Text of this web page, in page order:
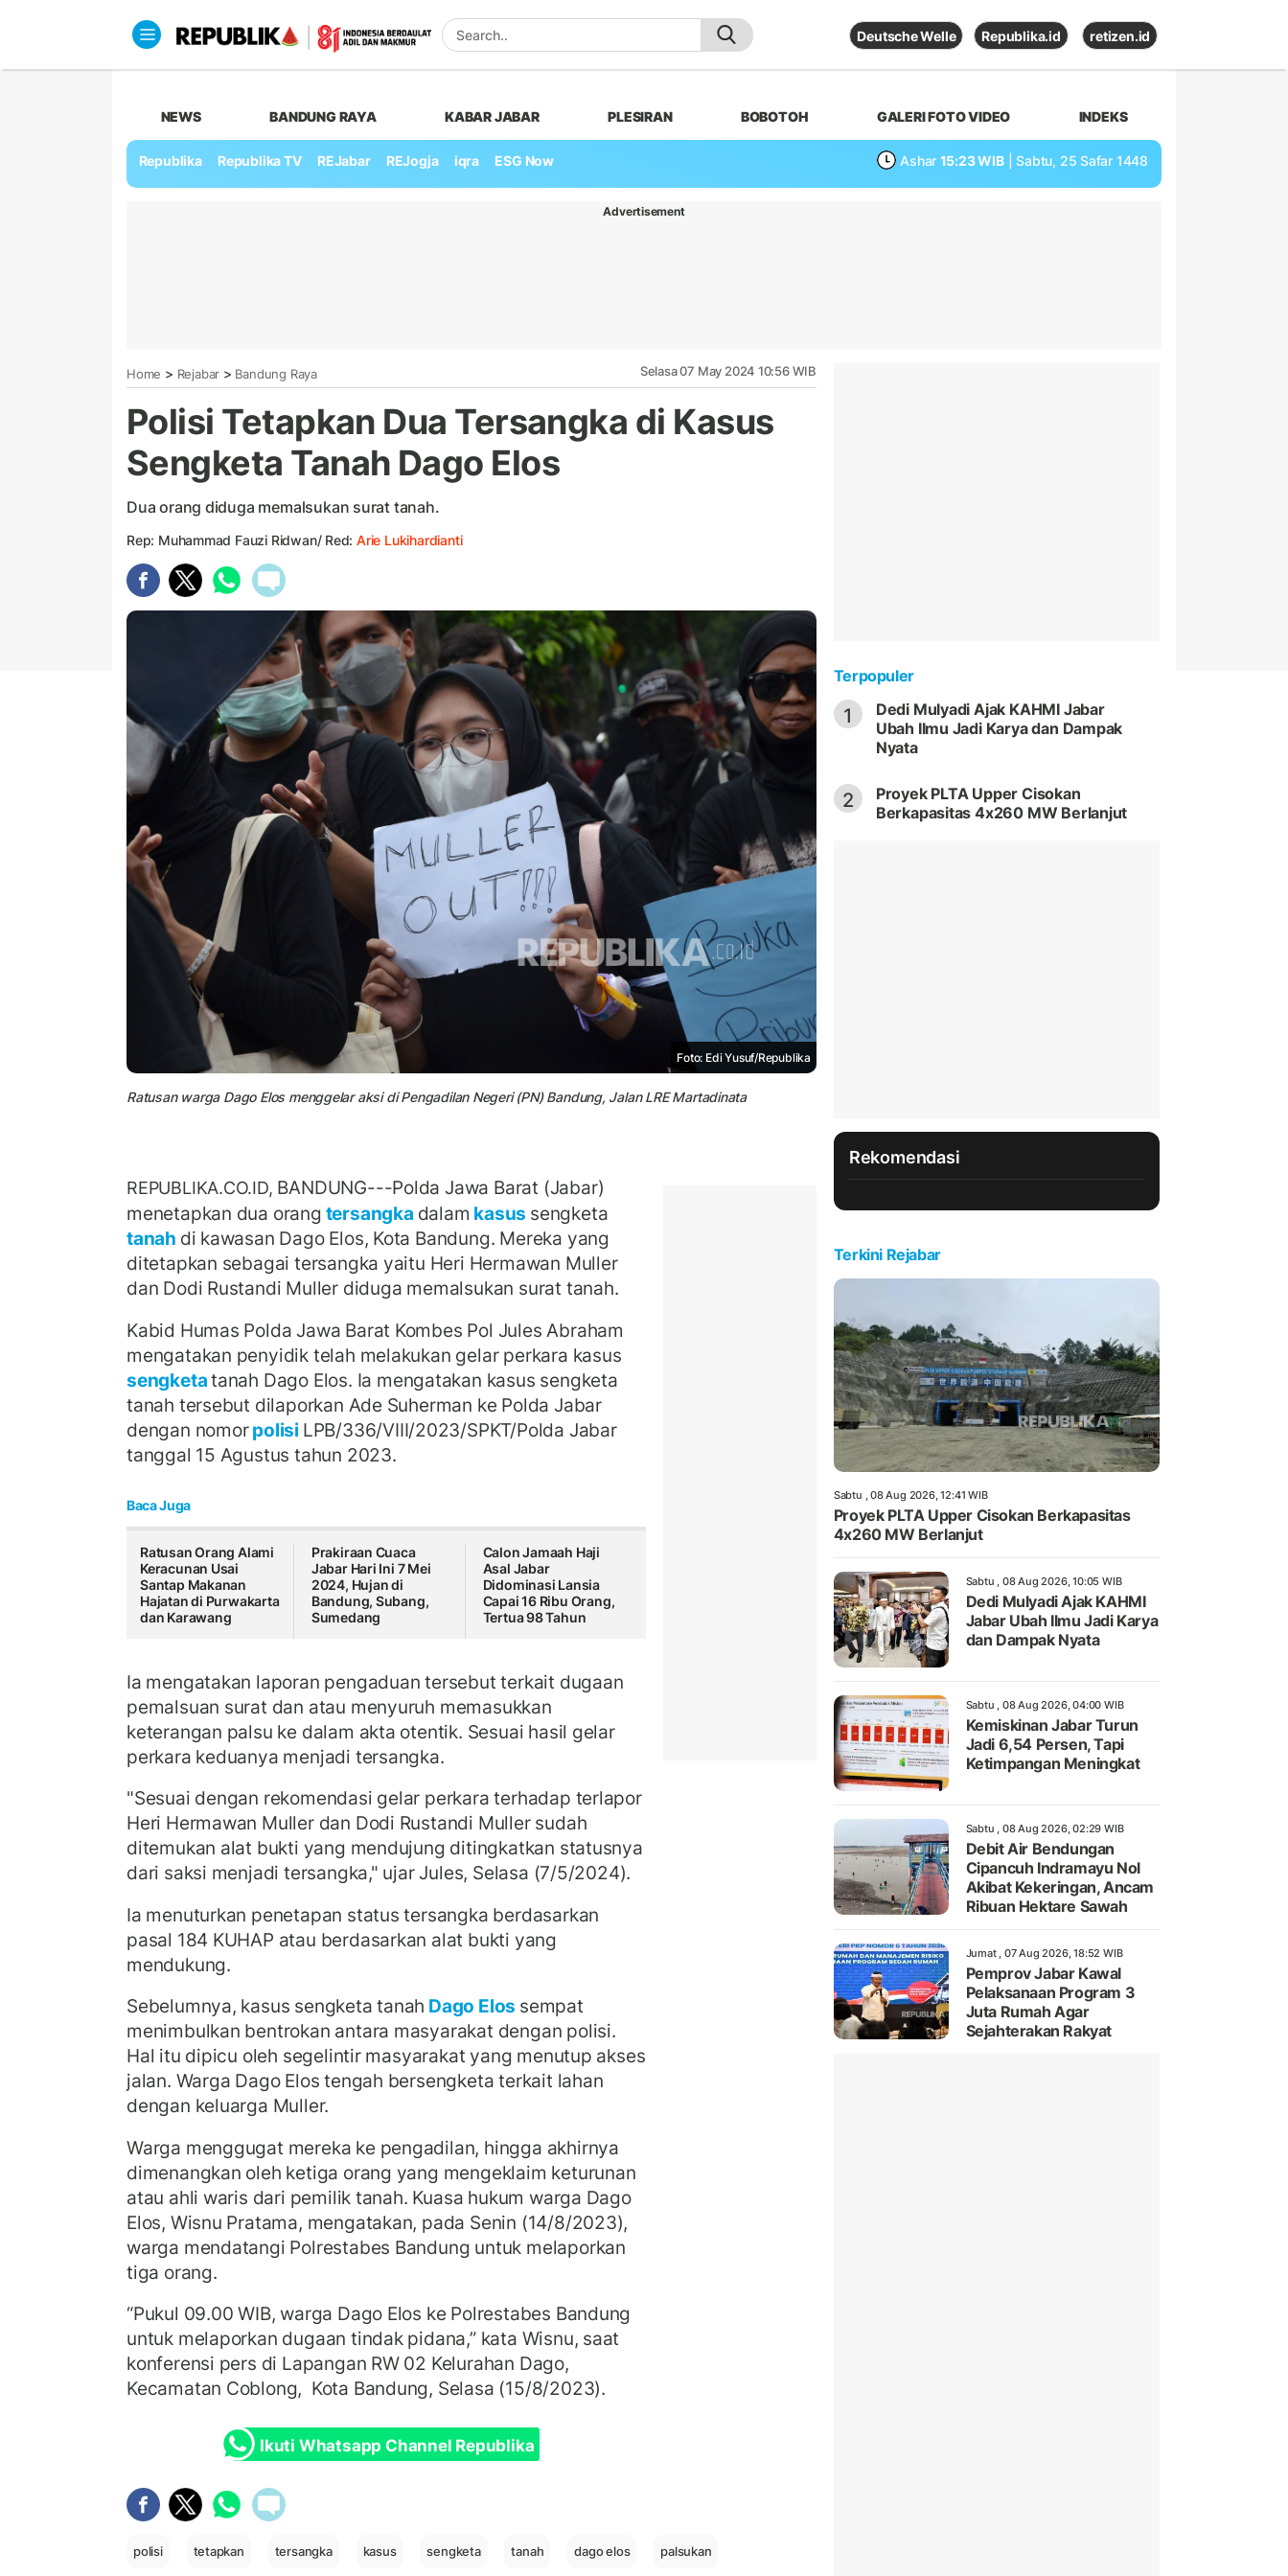
Deutsche Welle Republika.id retizen.id
NEWS BANDUNG RAYA KABAR JABAR PLESIRAN BOBOTOH GALERI FOTO VIDEO INDEKS
Republika Republika TV REJabar REJogja iqra ESG Now Ashar 15:23 WIB | Sabtu, 25 Safar 1448
Advertisement
Home > Rejabar > Bandung Raya Selasa 07 May 2024 10:56 WIB
Polisi Tetapkan Dua Tersangka di Kasus
Sengketa Tanah Dago Elos
Dua orang diduga memalsukan surat tanah.
Rep: Muhammad Fauzi Ridwan/ Red:Arie Lukihardianti
Foto: Edi Yusuf/Republika
Ratusan warga Dago Elos menggelar aksi di Pengadilan Negeri (PN) Bandung, Jalan LRE Martadinata
REPUBLIKA.CO.ID, BANDUNG---Polda Jawa Barat (Jabar)
menetapkan dua orang tersangka dalam kasus sengketa
tanah di kawasan Dago Elos, Kota Bandung. Mereka yang
ditetapkan sebagai tersangka yaitu Heri Hermawan Muller
dan Dodi Rustandi Muller diduga memalsukan surat tanah.
Kabid Humas Polda Jawa Barat Kombes Pol Jules Abraham
mengatakan penyidik telah melakukan gelar perkara kasus
sengketatanah Dago Elos. Ia mengatakan kasus sengketa
tanah tersebut dilaporkan Ade Suherman ke Polda Jabar
dengan nomorpolisi LPB/336/VIII/2023/SPKT/Polda Jabar
tanggal 15 Agustus tahun 2023.
Baca Juga
Ratusan Orang Alami
Keracunan Usai
Santap Makanan
Hajatan di Purwakarta
dan Karawang
Prakiraan Cuaca
Jabar Hari Ini 7 Mei
2024, Hujan di
Bandung, Subang,
Sumedang
Calon Jamaah Haji
Asal Jabar
Didominasi Lansia
Capai 16 Ribu Orang,
Tertua 98 Tahun
Ia mengatakan laporan pengaduan tersebut terkait dugaan
pemalsuan surat dan atau menyuruh memasukkan
keterangan palsu ke dalam akta otentik. Sesuai hasil gelar
perkara keduanya menjadi tersangka.
"Sesuai dengan rekomendasi gelar perkara terhadap terlapor
Heri Hermawan Muller dan Dodi Rustandi Muller sudah
ditemukan alat bukti yang mendujung ditingkatkan statusnya
dari saksi menjadi tersangka," ujar Jules, Selasa (7/5/2024).
Ia menuturkan penetapan status tersangka berdasarkan
pasal 184 KUHAP atau berdasarkan alat bukti yang
mendukung.
Sebelumnya, kasus sengketa tanah Dago Elos sempat
menimbulkan bentrokan antara masyarakat dengan polisi.
Hal itu dipicu oleh segelintir masyarakat yang menutup akses
jalan. Warga Dago Elos tengah bersengketa terkait lahan
dengan keluarga Muller.
Warga menggugat mereka ke pengadilan, hingga akhirnya
dimenangkan oleh ketiga orang yang mengeklaim keturunan
atau ahli waris dari pemilik tanah. Kuasa hukum warga Dago
Elos, Wisnu Pratama, mengatakan, pada Senin (14/8/2023),
warga mendatangi Polrestabes Bandung untuk melaporkan
tiga orang.
“Pukul 09.00 WIB, warga Dago Elos ke Polrestabes Bandung
untuk melaporkan dugaan tindak pidana,” kata Wisnu, saat
konferensi pers di Lapangan RW 02 Kelurahan Dago,
Kecamatan Coblong, Kota Bandung, Selasa (15/8/2023).
Ikuti Whatsapp Channel Republika
polisi tetapkan tersangka kasus sengketa tanah dago elos palsukan
Terpopuler
1
Dedi Mulyadi Ajak KAHMI Jabar
Ubah Ilmu Jadi Karya dan Dampak
Nyata
2
Proyek PLTA Upper Cisokan
Berkapasitas 4x260 MW Berlanjut
Rekomendasi
Terkini Rejabar
Sabtu , 08 Aug 2026, 12:41 WIB
Proyek PLTA Upper Cisokan Berkapasitas
4x260 MW Berlanjut
Sabtu , 08 Aug 2026, 10:05 WIB
Dedi Mulyadi Ajak KAHMI
Jabar Ubah Ilmu Jadi Karya
dan Dampak Nyata
Sabtu , 08 Aug 2026, 04:00 WIB
Kemiskinan Jabar Turun
Jadi 6,54 Persen, Tapi
Ketimpangan Meningkat
Sabtu , 08 Aug 2026, 02:29 WIB
Debit Air Bendungan
Cipancuh Indramayu Nol
Akibat Kekeringan, Ancam
Ribuan Hektare Sawah
Jumat , 07 Aug 2026, 18:52 WIB
Pemprov Jabar Kawal
Pelaksanaan Program 3
Juta Rumah Agar
Sejahterakan Rakyat